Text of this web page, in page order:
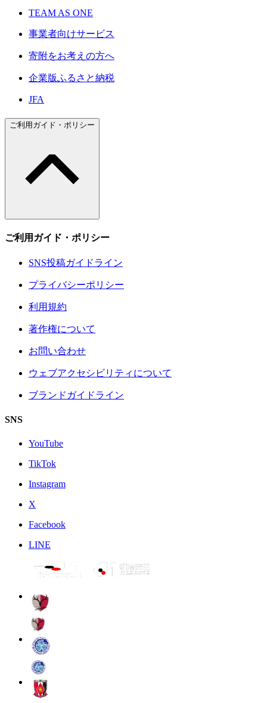
TEAM AS ONE
事業者向けサービス
寄附をお考えの方へ
企業版ふるさと納税
JFA
ご利用ガイド・ポリシー
ご利用ガイド・ポリシー
SNS投稿ガイドライン
プライバシーポリシー
利用規約
著作権について
お問い合わせ
ウェブアクセシビリティについて
ブランドガイドライン
SNS
YouTube
TikTok
Instagram
X
Facebook
LINE